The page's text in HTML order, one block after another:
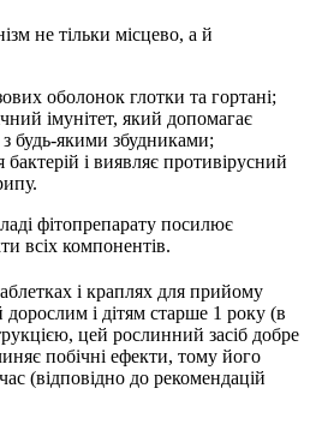
не тільки місцево, а й
оболонок глотки та гортані;
імунітет, який допомагає
будь-якими збудниками;
і виявляє противірусний
фітопрепарату посилює
всіх компонентів.
і краплях для прийому
і дітям старше 1 року (в
цей рослинний засіб добре
побічні ефекти, тому його
(відповідно до рекомендацій